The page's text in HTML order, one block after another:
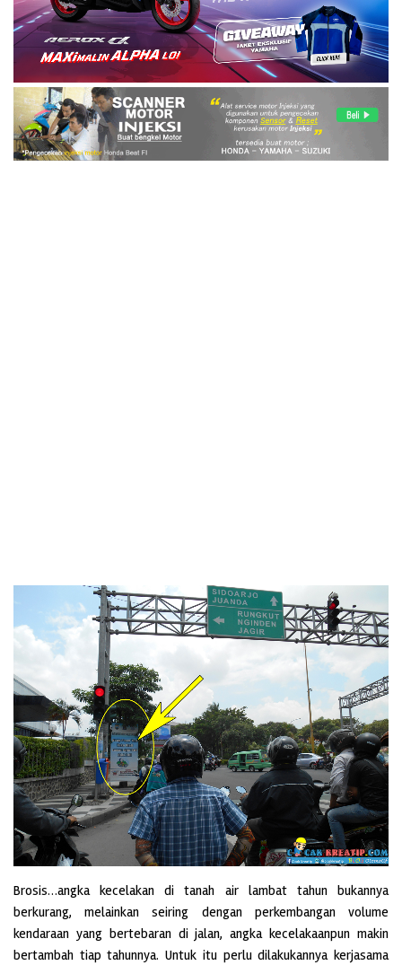
Brosis…angka kecelakan di tanah air lambat tahun bukannya
berkurang, melainkan seiring dengan perkembangan volume
kendaraan yang bertebaran di jalan, angka kecelakaanpun makin
bertambah tiap tahunnya. Untuk itu perlu dilakukannya kerjasama